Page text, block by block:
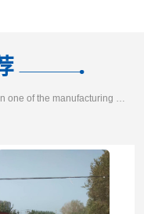
Development, design, production and sales in one of the manufacturing enterprises